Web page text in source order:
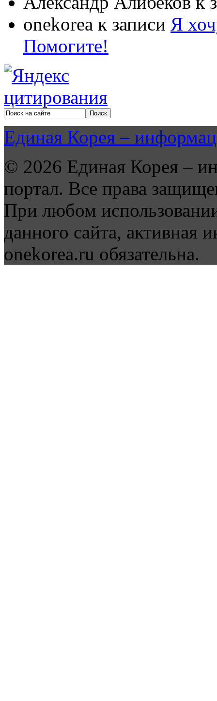
onekorea к записи Я
Помогите!
Единая Корея –
© 2026 Единая Корея –
портал. Все права
При любом
данного сайта, активная
onekorea.ru обязательна.